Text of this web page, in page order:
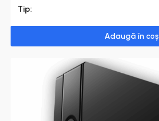
Tip:
Adaugă în coș